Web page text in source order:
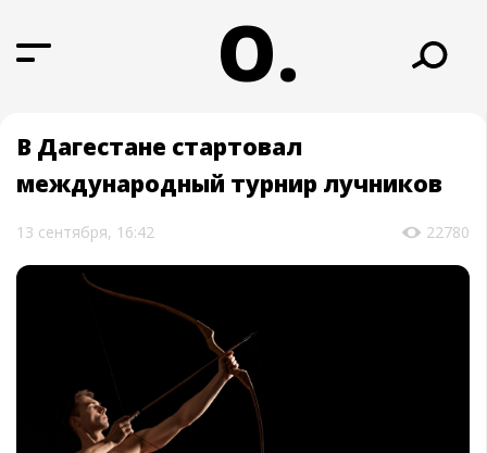
О.
В Дагестане стартовал
международный турнир лучников
13 сентября, 16:42 22780